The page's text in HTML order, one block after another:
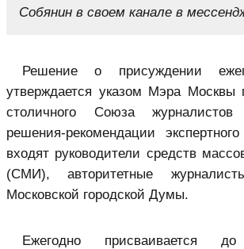
Собянин в своем канале в
Решение о присуждении
утверждается указом Мэра Москвы
столичного Союза
решения-рекомендации
входят руководители средств
(СМИ), авторитетные
Московской городской Думы.
Ежегодно присваивается